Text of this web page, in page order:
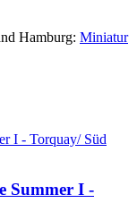
Hamburg: Miniatur
Summer I -